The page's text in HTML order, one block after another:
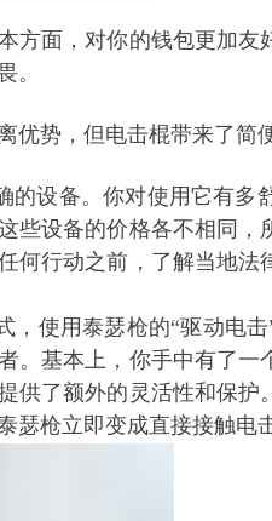
方面，对你的钱包更加友
。
优势，但电击棍带来了简
设备。你对使用它有多
设备的价格各不相同，
何行动之前，了解当地法
，使用泰瑟枪的“驱动电
。基本上，你手中有了一
供了额外的灵活性和保护
瑟枪立即变成直接接触电